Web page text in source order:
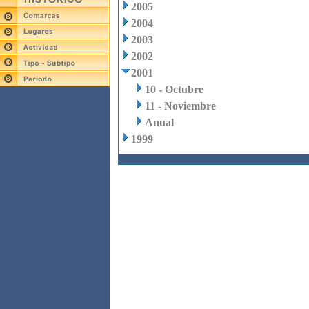
2005
2004
2003
2002
2001
10 - Octubre
11 - Noviembre
Anual
1999